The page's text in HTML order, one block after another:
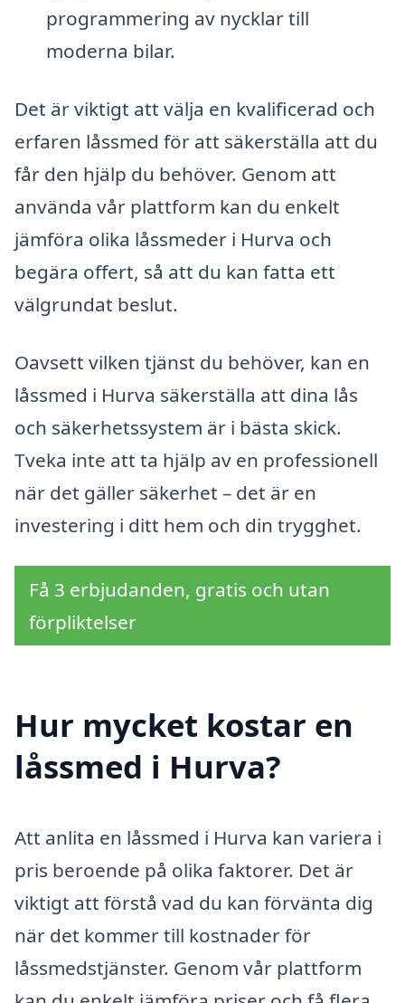
programmering av nycklar till
moderna bilar.
Det är viktigt att välja en kvalificerad och
erfaren låssmed för att säkerställa att du
får den hjälp du behöver. Genom att
använda vår plattform kan du enkelt
jämföra olika låssmeder i Hurva och
begära offert, så att du kan fatta ett
välgrundat beslut.
Oavsett vilken tjänst du behöver, kan en
låssmed i Hurva säkerställa att dina lås
och säkerhetssystem är i bästa skick.
Tveka inte att ta hjälp av en professionell
när det gäller säkerhet – det är en
investering i ditt hem och din trygghet.
Få 3 erbjudanden, gratis och utan
förpliktelser
Hur mycket kostar en
låssmed i Hurva?
Att anlita en låssmed i Hurva kan variera i
pris beroende på olika faktorer. Det är
viktigt att förstå vad du kan förvänta dig
när det kommer till kostnader för
låssmedstjänster. Genom vår plattform